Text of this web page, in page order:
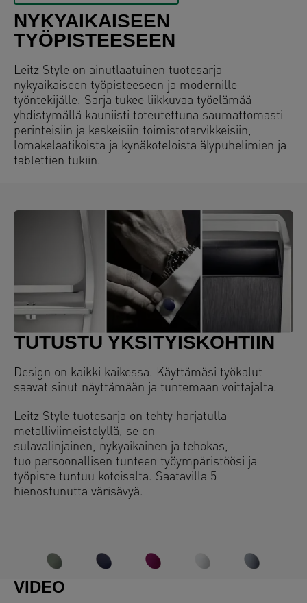
NYKYAIKAISEEN
TYÖPISTEESEEN
Leitz Style on ainutlaatuinen tuotesarja
nykyaikaiseen työpisteeseen ja modernille
työntekijälle. Sarja tukee liikkuvaa työelämää
yhdistymällä kauniisti toteutettuna saumattomasti
perinteisiin ja keskeisiin toimistotarvikkeisiin,
lomakelaatikoista ja kynäkoteloista älypuhelimien ja
tablettien tukiin.
TUTUSTU YKSITYISKOHTIIN
Design on kaikki kaikessa. Käyttämäsi työkalut
saavat sinut näyttämään ja tuntemaan voittajalta.
Leitz Style tuotesarja on tehty harjatulla
metalliviimeistelyllä, se on
sulavalinjainen, nykyaikainen ja tehokas,
tuo persoonallisen tunteen työympäristöösi ja
työpiste tuntuu kotoisalta. Saatavilla 5
hienostunutta värisävyä.
VIDEO